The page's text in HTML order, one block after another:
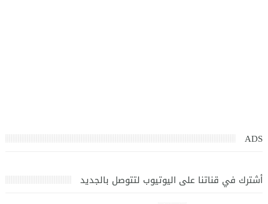
ADS
أشترك في قناتنا على اليوتيوب لتتوصل بالجديد